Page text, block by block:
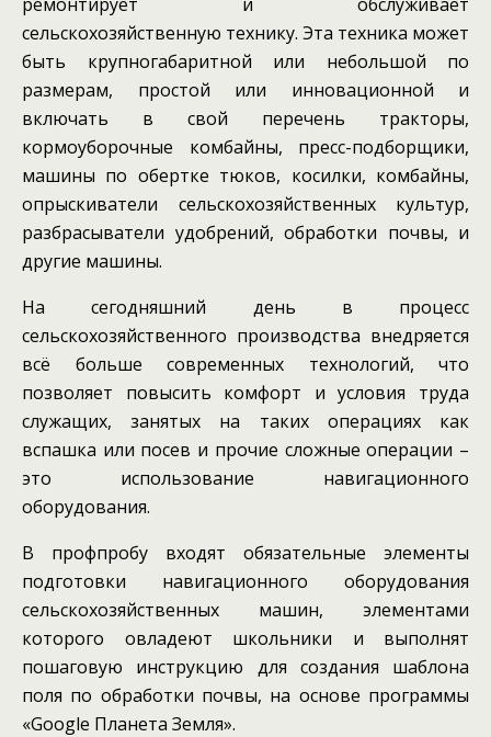
сельскохозяйственную технику. Эта техника может
быть крупногабаритной или небольшой по
размерам, простой или инновационной и
включать в свой перечень тракторы,
кормоуборочные комбайны, пресс-подборщики,
машины по обертке тюков, косилки, комбайны,
опрыскиватели сельскохозяйственных культур,
разбрасыватели удобрений, обработки почвы, и
другие машины.
На сегодняшний день в процесс
сельскохозяйственного производства внедряется
всё больше современных технологий, что
позволяет повысить комфорт и условия труда
служащих, занятых на таких операциях как
вспашка или посев и прочие сложные операции –
это использование навигационного
оборудования.
В профпробу входят обязательные элементы
подготовки навигационного оборудования
сельскохозяйственных машин, элементами
которого овладеют школьники и выполнят
пошаговую инструкцию для создания шаблона
поля по обработки почвы, на основе программы
«Google Планета Земля».